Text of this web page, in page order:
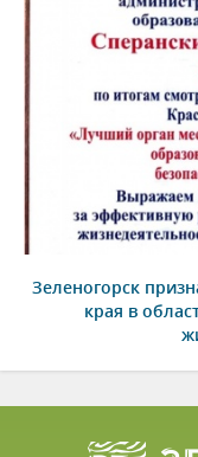
Зеленогорск
края в